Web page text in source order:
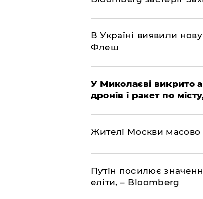
В Україні виявили
Флеш
У Миколаєві викрито
дронів і ракет по
Жителі Москви масово
Путін посилює
еліти, – Bloomberg